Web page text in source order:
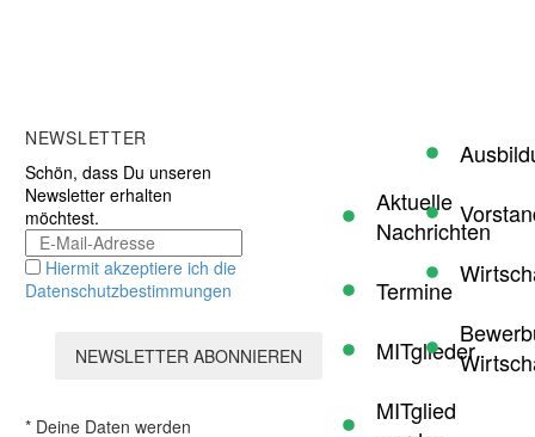
NEWSLETTER
Schön, dass Du unseren
Newsletter erhalten
möchtest.
Hiermit akzeptiere ich die
Datenschutzbestimmungen
* Deine Daten werden
Aktuelle
Nachrichten
Termine
MITglieder
MITglied